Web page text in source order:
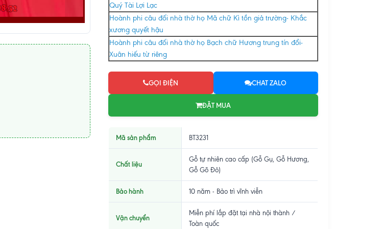
Quý Tài Lợi Lạc
Hoành phi câu đối nhà thờ họ Mã chữ Kì tồn giả trường- Khắc
xương quyết hậu
Hoành phi câu đối nhà thờ họ Bạch chữ Hương trung tín đổi-
Xuân hiếu từ riêng
GỌI ĐIỆN CHAT ZALO
ĐẶT MUA
Mã sản phẩm BT3231
Chất liệu
Gỗ tự nhiên cao cấp (Gỗ Gụ, Gỗ Hương,
Gỗ Gõ Đỏ)
Bảo hành 10 năm - Bảo trì vĩnh viễn
Vận chuyển
Miễn phí lắp đặt tại nhà nội thành /
Toàn quốc